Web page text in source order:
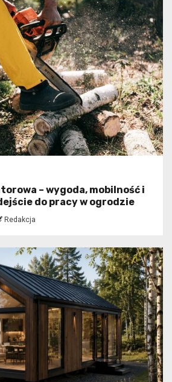
– wygoda, mobilność i
do pracy w ogrodzie
Redakcja